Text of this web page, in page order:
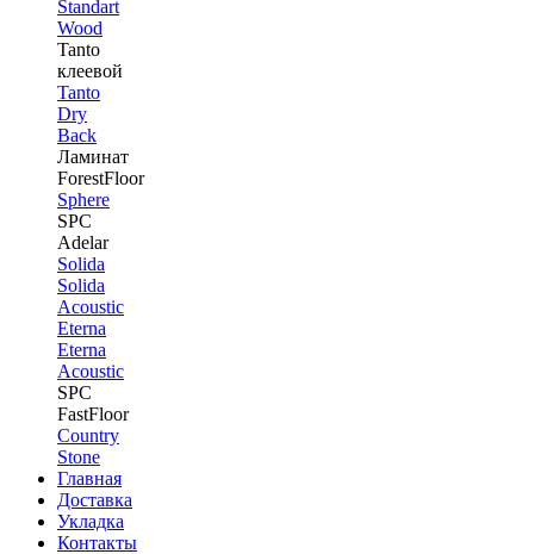
Standart
Wood
Tanto
клеевой
Tanto
Dry
Back
Ламинат
ForestFloor
Sphere
SPC
Adelar
Solida
Solida
Acoustic
Eterna
Eterna
Acoustic
SPC
FastFloor
Country
Stone
Главная
Доставка
Укладка
Контакты